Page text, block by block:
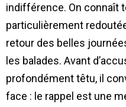
indifférence. On connaît
particulièrement
retour des belles
les balades. Avant
profondément têtu, il
face : le rappel est une